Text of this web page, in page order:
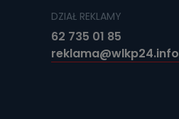
DZIAŁ REKLAMY
62 735 01 85
reklama@wlkp24.info